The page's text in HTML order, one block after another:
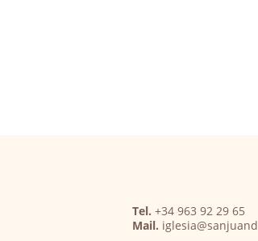
Tel. +34 963 92 29 65
Mail.